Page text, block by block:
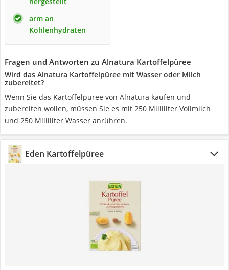
arm an
Kohlenhydraten
Fragen und Antworten zu Alnatura Kartoffelpüree
Wird das Alnatura Kartoffelpüree mit Wasser oder Milch
zubereitet?
Wenn Sie das Kartoffelpüree von Alnatura kaufen und
zubereiten wollen, müssen Sie es mit 250 Milliliter Vollmilch
und 250 Milliliter Wasser anrühren.
Eden Kartoffelpüree